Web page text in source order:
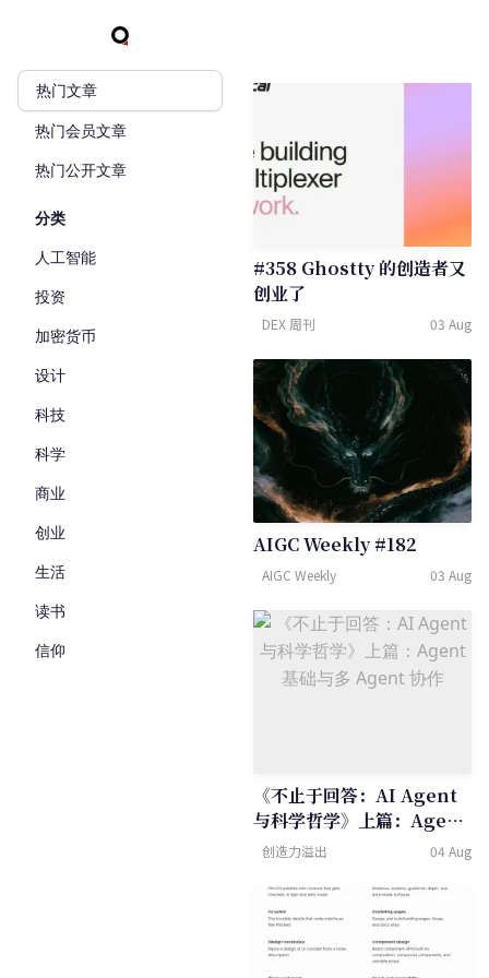
热门文章
热门会员文章
热门公开文章
分类
人工智能
投资
加密货币
设计
科技
科学
商业
创业
生活
读书
信仰
#358 Ghostty 的创造者又
创业了
DEX 周刊 03 Aug
AIGC Weekly #182
AIGC Weekly 03 Aug
《不止于回答：AI Agent
与科学哲学》上篇：Agent
基础与多 Agent 协作
创造力溢出 04 Aug